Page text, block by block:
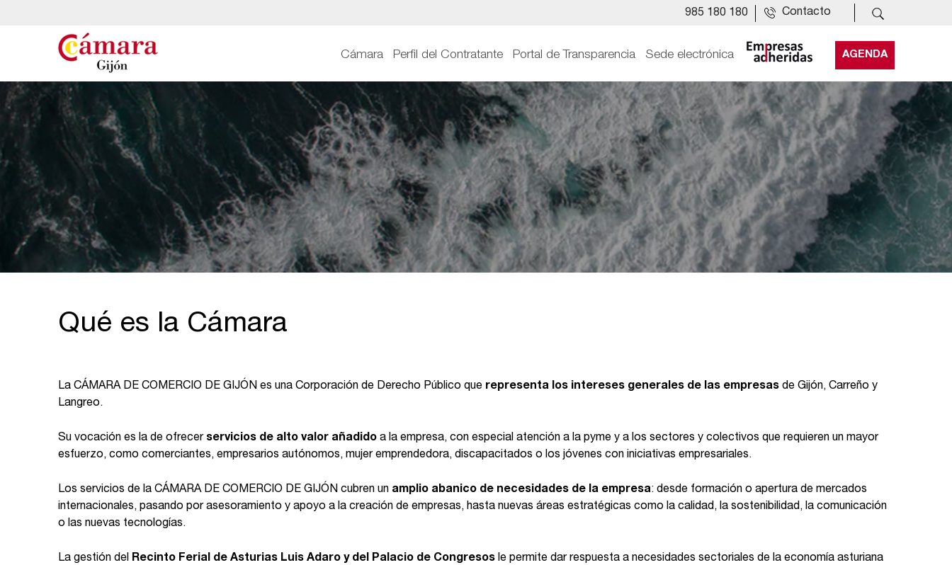
985 180 180 Contacto
Cámara Perfil del Contratante Portal de Transparencia Sede electrónica AGENDA
Qué es la Cámara
La CÁMARA DE COMERCIO DE GIJÓN es una Corporación de Derecho Público que representa los intereses generales de las empresasde Gijón, Carreño y
Langreo.
Su vocación es la de ofrecer servicios de alto valor añadidoa la empresa, con especial atención a la pyme y a los sectores y colectivos que requieren un mayor
esfuerzo, como comerciantes, empresarios autónomos, mujer emprendedora, discapacitados o los jóvenes con iniciativas empresariales.
Los servicios de la CÁMARA DE COMERCIO DE GIJÓN cubren un amplio abanico de necesidades de la empresa: desde formación o apertura de mercados
internacionales, pasando por asesoramiento y apoyo a la creación de empresas, hasta nuevas áreas estratégicas como la calidad, la sostenibilidad, la comunicación
o las nuevas tecnologías.
La gestión del Recinto Ferial de Asturias Luis Adaro y del Palacio de Congresosle permite dar respuesta a necesidades sectoriales de la economía asturiana